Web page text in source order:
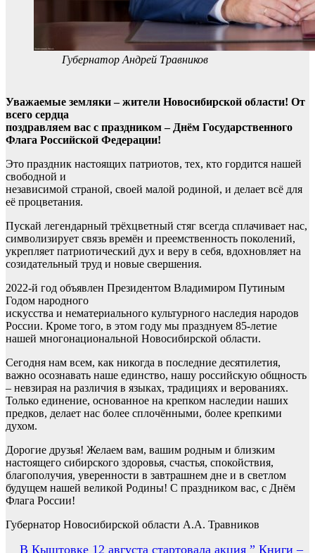
Губернатор Андрей Травников
Уважаемые земляки – жители Новосибирской области! От
всего сердца
поздравляем вас с праздником – Днём Государственного
Флага Российской Федерации!
Это праздник настоящих патриотов, тех, кто гордится нашей
свободной и
независимой страной, своей малой родиной, и делает всё для
её процветания.
Пускай легендарный трёхцветный стяг всегда сплачивает нас,
символизирует связь времён и преемственность поколений,
укрепляет патриотический дух и веру в себя, вдохновляет на
созидательный труд и новые свершения.
2022-й год объявлен Президентом Владимиром Путиным
Годом народного
искусства и нематериального культурного наследия народов
России. Кроме того, в этом году мы празднуем 85-летие
нашей многонациональной Новосибирской области.
Сегодня нам всем, как никогда в последние десятилетия,
важно осознавать наше единство, нашу российскую общность
– невзирая на различия в языках, традициях и верованиях.
Только единение, основанное на крепком наследии наших
предков, делает нас более сплочёнными, более крепкими
духом.
Дорогие друзья! Желаем вам, вашим родным и близким
настоящего сибирского здоровья, счастья, спокойствия,
благополучия, уверенности в завтрашнем дне и в светлом
будущем нашей великой Родины! С праздником вас, с Днём
Флага России!
Губернатор Новосибирской области А.А. Травников
В Кыштовке 12 августа стартовала акция ” Книги –